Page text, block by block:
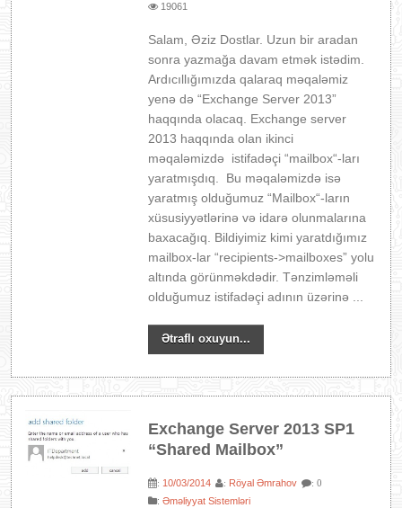
19061
Salam, Əziz Dostlar. Uzun bir aradan
sonra yazmağa davam etmək istədim.
Ardıcıllığımızda qalaraq məqaləmiz
yenə də “Exchange Server 2013”
haqqında olacaq. Exchange server
2013 haqqında olan ikinci
məqaləmizdə istifadəçi “mailbox“-ları
yaratmışdıq. Bu məqaləmizdə isə
yaratmış olduğumuz “Mailbox“-ların
xüsusiyyətlərinə və idarə olunmalarına
baxacağıq. Bildiyimiz kimi yaratdığımız
mailbox-lar “recipients->mailboxes” yolu
altında görünməkdədir. Tənzimləməli
olduğumuz istifadəçi adının üzərinə ...
Ətraflı oxuyun...
Exchange Server 2013 SP1
“Shared Mailbox”
: 10/03/2014 : Röyal Əmrahov : 0
:Əməliyyat Sistemləri